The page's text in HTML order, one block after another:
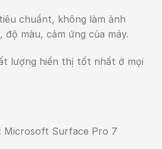
chuẩnt, không làm ảnh
màu, cảm ứng của máy.
lượng hiển thị tốt nhất ở mọi
Microsoft Surface Pro 7